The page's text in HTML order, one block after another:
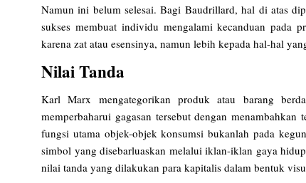
Namun ini belum selesai. Bagi Baudrillard, hal di atas
sukses membuat individu mengalami kecanduan pada
karena zat atau esensinya, namun lebih kepada hal-hal
Nilai Tanda
Karl Marx mengategorikan produk atau barang
memperbaharui gagasan tersebut dengan
fungsi utama objek-objek konsumsi bukanlah pada
simbol yang disebarluaskan melalui iklan-iklan gaya
nilai tanda yang dilakukan para kapitalis dalam bentuk